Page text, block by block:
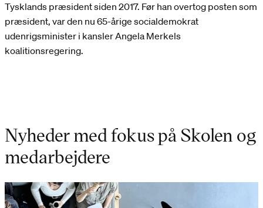
Tysklands præsident siden 2017. Før han overtog posten som
præsident, var den nu 65-årige socialdemokrat
udenrigsminister i kansler Angela Merkels
koalitionsregering.
Nyheder med fokus på Skolen og
medarbejdere